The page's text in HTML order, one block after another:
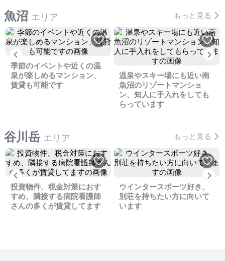
魚沼 エリア もっと見る
Previous
季節のイベントや近くの温
泉が楽しめるマンション、
賃貸も可能です
温泉やスキー場にも近い南
魚沼のリゾートマンショ
ン、知人に手入れをしても
らっています
谷川岳 エリア もっと見る
Previous
投資物件、税金対策におす
すめ、隣接する病院看護師
さんの多くが賃貸してます
ウインタースポーツ好き、
別荘を持ちたい方に向いて
います